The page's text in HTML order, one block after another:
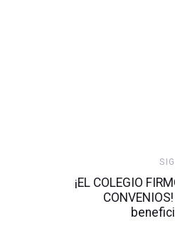
artículo
¡EL COLEGIO